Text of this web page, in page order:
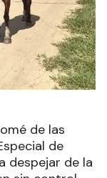
de las
de
despejar de la